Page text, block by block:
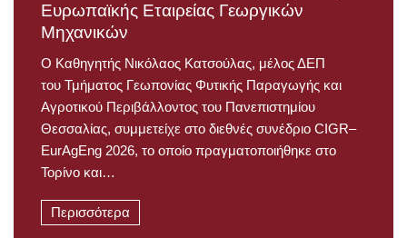
Ευρωπαϊκής Εταιρείας Γεωργικών
Μηχανικών
Ο Καθηγητής Νικόλαος Κατσούλας, μέλος ΔΕΠ
του Τμήματος Γεωπονίας Φυτικής Παραγωγής και
Αγροτικού Περιβάλλοντος του Πανεπιστημίου
Θεσσαλίας, συμμετείχε στο διεθνές συνέδριο CIGR–
EurAgEng 2026, το οποίο πραγματοποιήθηκε στο
Τορίνο και…
Περισσότερα